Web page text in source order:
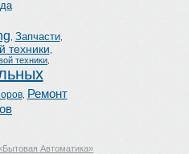
Запчасти,
техники
техники
,
Ремонт
Автоматика»